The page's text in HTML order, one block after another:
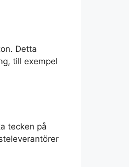
Detta
till exempel
tecken på